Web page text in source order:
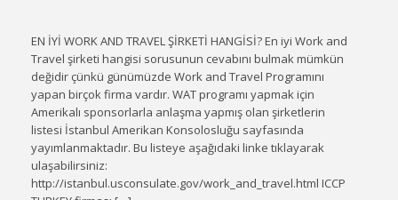
EN İYİ WORK AND TRAVEL ŞİRKETİ HANGİSİ? En iyi Work and
Travel şirketi hangisi sorusunun cevabını bulmak mümkün
değidir çünkü günümüzde Work and Travel Programını
yapan birçok firma vardır. WAT programı yapmak için
Amerikalı sponsorlarla anlaşma yapmış olan şirketlerin
listesi İstanbul Amerikan Konsolosluğu sayfasında
yayımlanmaktadır. Bu listeye aşağıdaki linke tıklayarak
ulaşabilirsiniz:
http://istanbul.usconsulate.gov/work_and_travel.html ICCP